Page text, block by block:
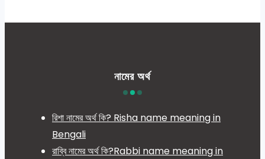
নামের অর্থ
রিশা নামের অর্থ কি? Risha name meaning in
Bengali
রাব্বি নামের অর্থ কি?Rabbi name meaning in